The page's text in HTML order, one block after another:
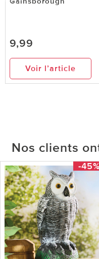
9,99
Voir l’article
Nos clients
-45%